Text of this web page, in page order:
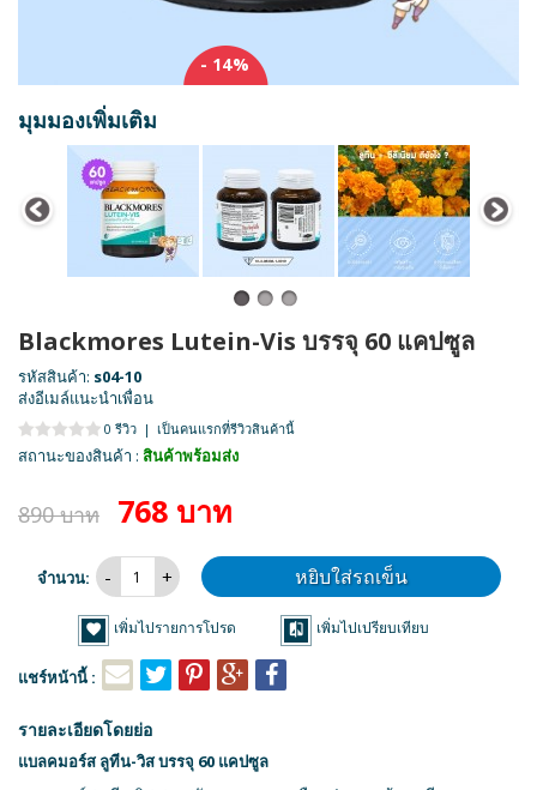
- 14%
มุมมองเพิ่มเติม
Blackmores Lutein-Vis บรรจุ 60 แคปซูล
รหัสสินค้า: s04-10
ส่งอีเมล์แนะนำเพื่อน
0 รีวิว | เป็นคนแรกที่รีวิวสินค้านี้
สถานะของสินค้า : สินค้าพร้อมส่ง
890 บาท 768 บาท
จำนวน: หยิบใส่รถเข็น
เพิ่มไปรายการโปรด เพิ่มไปเปรียบเทียบ
แชร์หน้านี้ :
รายละเอียดโดยย่อ
แบลคมอร์ส ลูทีน-วิส บรรจุ 60 แคปซูล